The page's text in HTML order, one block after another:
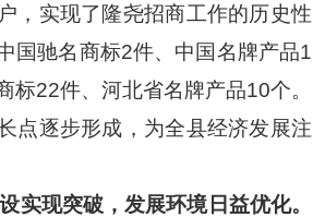
，实现了隆尧招商工作的历史性
国驰名商标2件、中国名牌产品1
标22件、河北省名牌产品10个。
点逐步形成，为全县经济发展注
实现突破，发展环境日益优化。